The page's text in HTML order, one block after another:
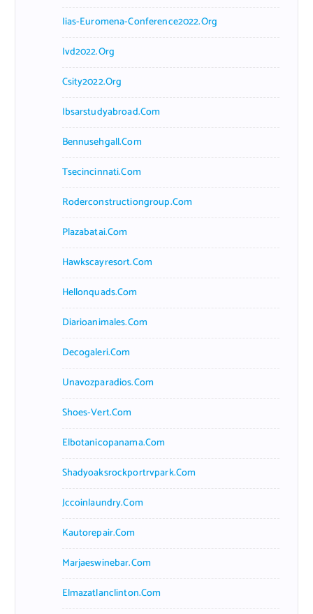
Iias-Euromena-Conference2022.org
Ivd2022.org
Csity2022.org
Ibsarstudyabroad.com
Bennusehgall.com
Tsecincinnati.com
Roderconstructiongroup.com
Plazabatai.com
Hawkscayresort.com
Hellonquads.com
Diarioanimales.com
Decogaleri.com
Unavozparadios.com
Shoes-Vert.com
Elbotanicopanama.com
Shadyoaksrockportrvpark.com
Jccoinlaundry.com
Kautorepair.com
Marjaeswinebar.com
Elmazatlanclinton.com